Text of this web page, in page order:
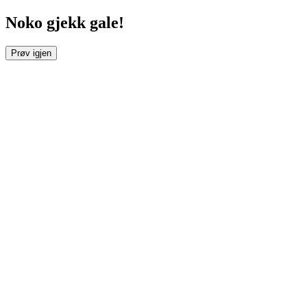
Noko gjekk gale!
Prøv igjen